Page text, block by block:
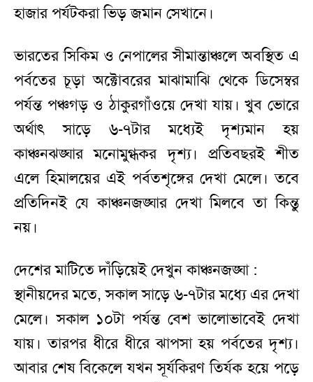
হাজার পর্যটকরা ভিড় জমান সেখানে।
ভারতের সিকিম ও নেপালের সীমান্তাঞ্চলে অবস্থিত এ
পর্বতের চূড়া অক্টোবরের মাঝামাঝি থেকে ডিসেম্বর
পর্যন্ত পঞ্চগড় ও ঠাকুরগাঁওয়ে দেখা যায়। খুব ভোরে
অর্থাৎ সাড়ে ৬-৭টার মধ্যেই দৃশ্যমান হয়
কাঞ্চনঝঙ্ঘার মনোমুগ্ধকর দৃশ্য। প্রতিবছরই শীত
এলে হিমালয়ের এই পর্বতশৃঙ্গের দেখা মেলে। তবে
প্রতিদিনই যে কাঞ্চনজঙ্ঘার দেখা মিলবে তা কিন্তু
নয়।
দেশের মাটিতে দাঁড়িয়েই দেখুন কাঞ্চনজঙ্ঘা :
স্থানীয়দের মতে, সকাল সাড়ে ৬-৭টার মধ্যে এর দেখা
মেলে। সকাল ১০টা পর্যন্ত বেশ ভালোভাবেই দেখা
যায়। তারপর ধীরে ধীরে ঝাপসা হয় পর্বতের দৃশ্য।
আবার শেষ বিকেলে যখন সূর্যকিরণ তির্যক হয়ে পড়ে